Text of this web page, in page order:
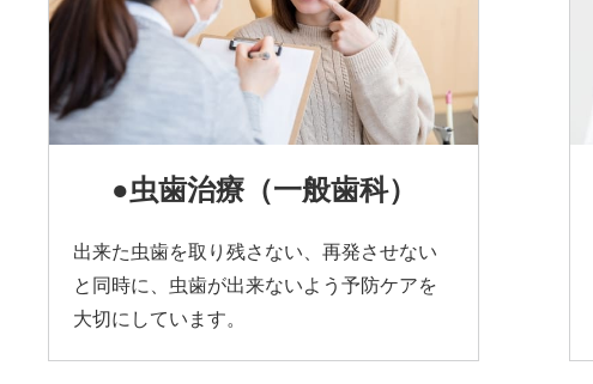
●虫歯治療（一般歯科）
出来た虫歯を取り残さない、再発させない
と同時に、虫歯が出来ないよう予防ケアを
大切にしています。